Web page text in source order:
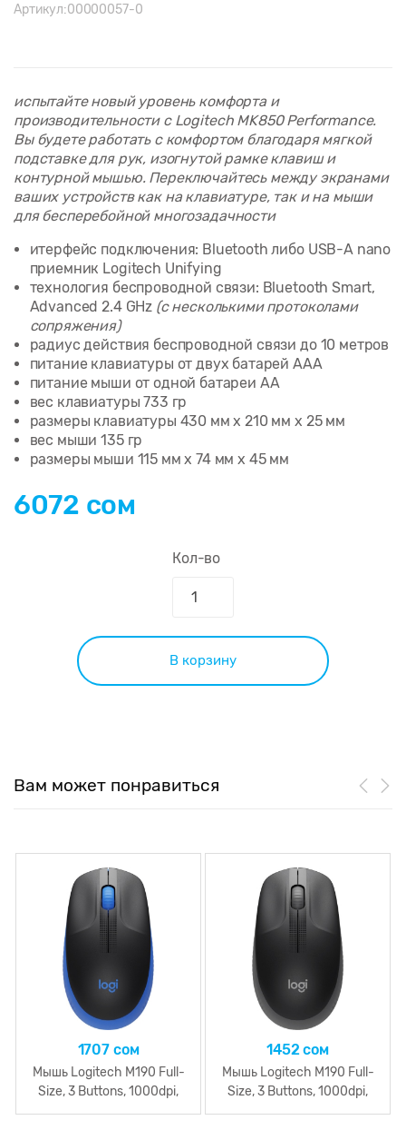
Артикул:00000057-0
испытайте новый уровень комфорта и
производительности с Logitech MK850 Performance.
Вы будете работать с комфортом благодаря мягкой
подставке для рук, изогнутой рамке клавиш и
контурной мышью. Переключайтесь между экранами
ваших устройств как на клавиатуре, так и на мыши
для бесперебойной многозадачности
итерфейс подключения: Bluetooth либо USB-A nano
приемник Logitech Unifying
технология беспроводной связи: Bluetooth Smart,
Advanced 2.4 GHz (с несколькими протоколами
сопряжения)
радиус действия беспроводной связи до 10 метров
питание клавиатуры от двух батарей AAA
питание мыши от одной батареи AA
вес клавиатуры 733 гр
размеры клавиатуры 430 мм x 210 мм x 25 мм
вес мыши 135 гр
размеры мыши 115 мм x 74 мм x 45 мм
6072 сом
Кол-во
В корзину
Вам может понравиться
1707 сом
Мышь Logitech M190 Full-
Size, 3 Buttons, 1000dpi,
беспроводная, Blue
1452 сом
Мышь Logitech M190 Full-
Size, 3 Buttons, 1000dpi,
беспроводная, Grey